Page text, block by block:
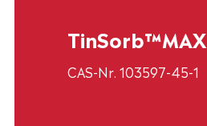
TinSorb™MAX
CAS-Nr. 103597-45-1